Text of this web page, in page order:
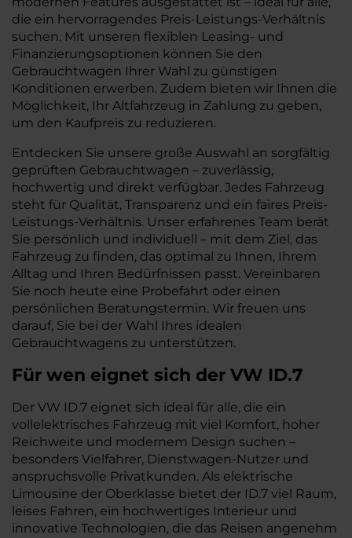
die ein hervorragendes Preis-Leistungs-Verhältnis
suchen. Mit unseren flexiblen Leasing- und
Finanzierungsoptionen können Sie den
Gebrauchtwagen Ihrer Wahl zu günstigen
Konditionen erwerben. Zudem bieten wir Ihnen die
Möglichkeit, Ihr Altfahrzeug in Zahlung zu geben,
um den Kaufpreis zu reduzieren.
Entdecken Sie unsere große Auswahl an sorgfältig
geprüften Gebrauchtwagen – zuverlässig,
hochwertig und direkt verfügbar. Jedes Fahrzeug
steht für Qualität, Transparenz und ein faires Preis-
Leistungs-Verhältnis. Unser erfahrenes Team berät
Sie persönlich und individuell – mit dem Ziel, das
Fahrzeug zu finden, das optimal zu Ihnen, Ihrem
Alltag und Ihren Bedürfnissen passt. Vereinbaren
Sie noch heute eine Probefahrt oder einen
persönlichen Beratungstermin. Wir freuen uns
darauf, Sie bei der Wahl Ihres idealen
Gebrauchtwagens zu unterstützen.
Für wen eignet sich der VW ID.7
Der VW ID.7 eignet sich ideal für alle, die ein
vollelektrisches Fahrzeug mit viel Komfort, hoher
Reichweite und modernem Design suchen –
besonders Vielfahrer, Dienstwagen-Nutzer und
anspruchsvolle Privatkunden. Als elektrische
Limousine der Oberklasse bietet der ID.7 viel Raum,
leises Fahren, ein hochwertiges Interieur und
innovative Technologien, die das Reisen angenehm